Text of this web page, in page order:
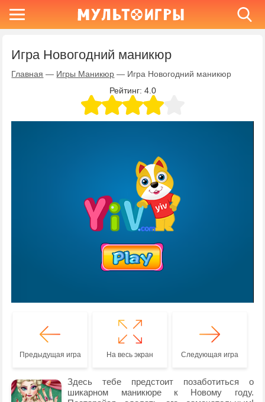
Игра Новогодний маникюр
Главная — Игры Маникюр — Игра Новогодний маникюр
Рейтинг: 4.0
Предыдущая игра На весь экран Следующая игра
Здесь тебе предстоит позаботиться о
шикарном маникюре к Новому году.